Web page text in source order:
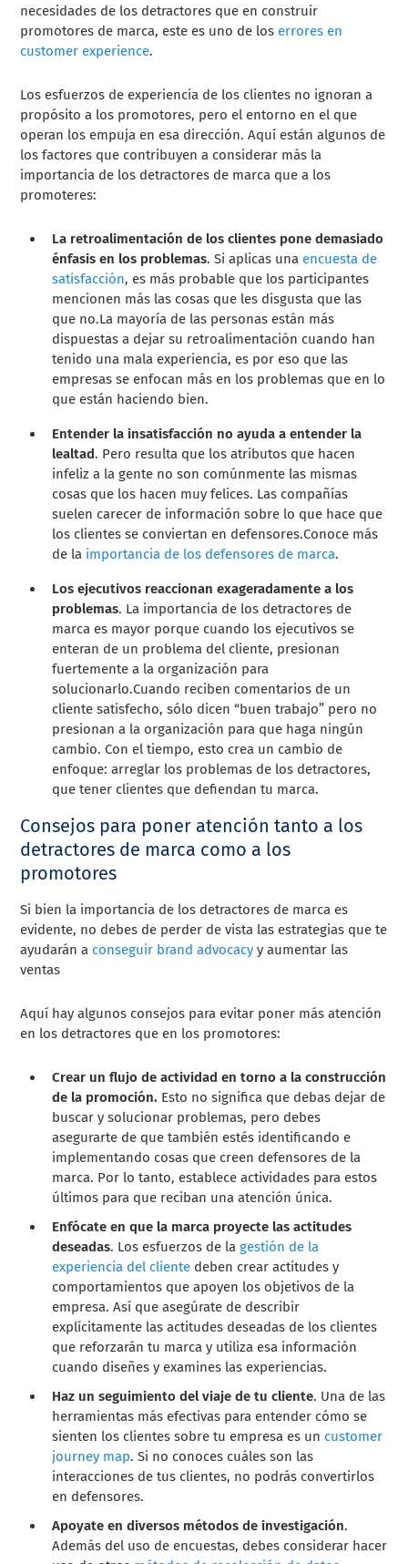
necesidades de los detractores que en construir
promotores de marca, este es uno de los errores en
customer experience.
Los esfuerzos de experiencia de los clientes no ignoran a
propósito a los promotores, pero el entorno en el que
operan los empuja en esa dirección. Aquí están algunos de
los factores que contribuyen a considerar más la
importancia de los detractores de marca que a los
promoteres:
La retroalimentación de los clientes pone demasiado
énfasis en los problemas. Si aplicas una encuesta de
satisfacción, es más probable que los participantes
mencionen más las cosas que les disgusta que las
que no.La mayoría de las personas están más
dispuestas a dejar su retroalimentación cuando han
tenido una mala experiencia, es por eso que las
empresas se enfocan más en los problemas que en lo
que están haciendo bien.
Entender la insatisfacción no ayuda a entender la
lealtad. Pero resulta que los atributos que hacen
infeliz a la gente no son comúnmente las mismas
cosas que los hacen muy felices. Las compañías
suelen carecer de información sobre lo que hace que
los clientes se conviertan en defensores.Conoce más
de la importancia de los defensores de marca.
Los ejecutivos reaccionan exageradamente a los
problemas. La importancia de los detractores de
marca es mayor porque cuando los ejecutivos se
enteran de un problema del cliente, presionan
fuertemente a la organización para
solucionarlo.Cuando reciben comentarios de un
cliente satisfecho, sólo dicen “buen trabajo” pero no
presionan a la organización para que haga ningún
cambio. Con el tiempo, esto crea un cambio de
enfoque: arreglar los problemas de los detractores,
que tener clientes que defiendan tu marca.
Consejos para poner atención tanto a los
detractores de marca como a los
promotores
Si bien la importancia de los detractores de marca es
evidente, no debes de perder de vista las estrategias que te
ayudarán a conseguir brand advocacy y aumentar las
ventas
Aquí hay algunos consejos para evitar poner más atención
en los detractores que en los promotores:
Crear un flujo de actividad en torno a la construcción
de la promoción. Esto no significa que debas dejar de
buscar y solucionar problemas, pero debes
asegurarte de que también estés identificando e
implementando cosas que creen defensores de la
marca. Por lo tanto, establece actividades para estos
últimos para que reciban una atención única.
Enfócate en que la marca proyecte las actitudes
deseadas. Los esfuerzos de lagestión de la
experiencia del cliente deben crear actitudes y
comportamientos que apoyen los objetivos de la
empresa. Así que asegúrate de describir
explícitamente las actitudes deseadas de los clientes
que reforzarán tu marca y utiliza esa información
cuando diseñes y examines las experiencias.
Haz un seguimiento del viaje de tu cliente. Una de las
herramientas más efectivas para entender cómo se
sienten los clientes sobre tu empresa es un customer
journey map. Si no conoces cuáles son las
interacciones de tus clientes, no podrás convertirlos
en defensores.
Apoyate en diversos métodos de investigación.
Además del uso de encuestas, debes considerar hacer